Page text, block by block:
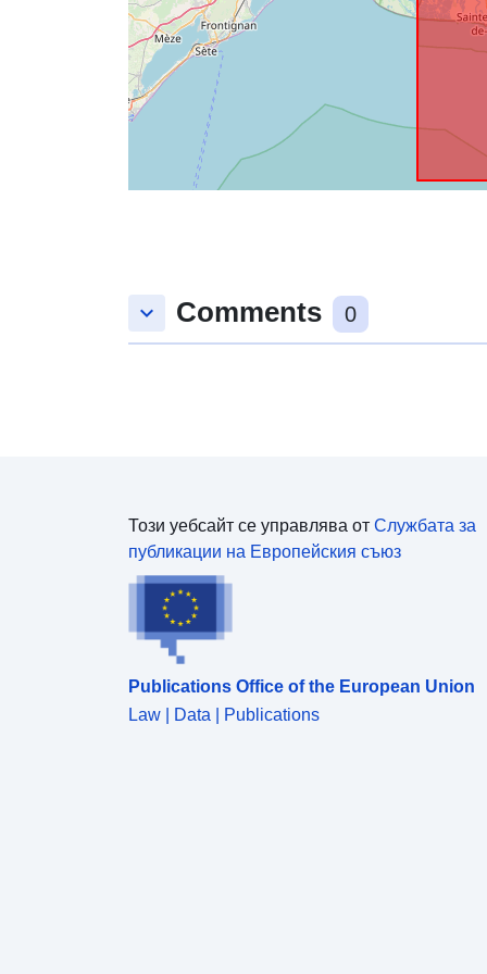
keyboard_arrow_down Comments 0
Този уебсайт се управлява от Службата за
публикации на Европейския съюз
Publications Office of the European Union
Law | Data | Publications